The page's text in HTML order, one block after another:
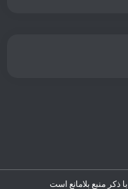
با ذکر منبع بلامانع است